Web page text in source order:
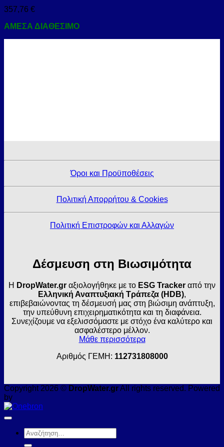
357,76 €
ΑΜΕΣΑ ΔΙΑΘΕΣΙΜΟ
Όροι και Προϋποθέσεις
Πολιτική Απορρήτου & Cookies
Πολιτική Επιστροφών και Αλλαγών
Δέσμευση στη Βιωσιμότητα
Η DropWater.gr αξιολογήθηκε με το ESG Tracker από την
Ελληνική Αναπτυξιακή Τράπεζα (HDB),
επιβεβαιώνοντας τη δέσμευσή μας στη βιώσιμη ανάπτυξη,
την υπεύθυνη επιχειρηματικότητα και τη διαφάνεια.
Συνεχίζουμε να εξελισσόμαστε με στόχο ένα καλύτερο και
ασφαλέστερο μέλλον.
Μάθε περισσότερα
Αριθμός ΓΕΜΗ: 112731808000
Copyright 2026 © DropWater.grAll rights reserved. Powered
by
Αναζήτηση
για: